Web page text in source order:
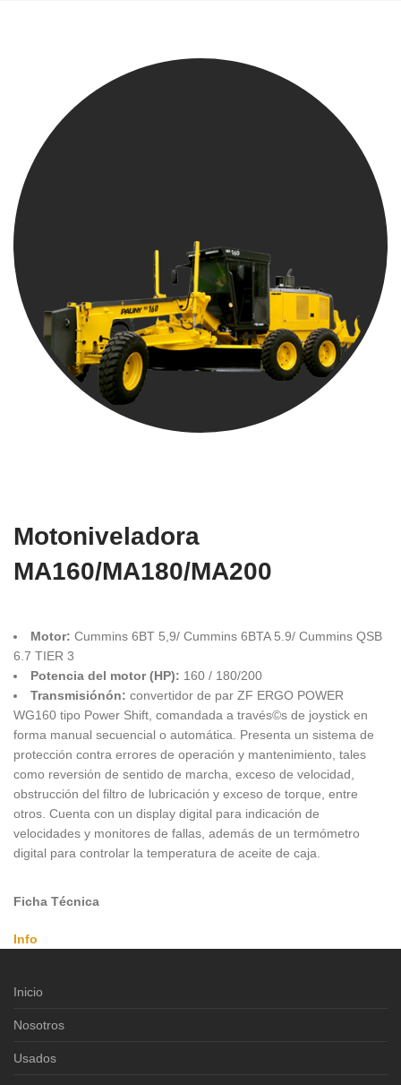
Motoniveladora
MA160/MA180/MA200
Motor: Cummins 6BT 5,9/ Cummins 6BTA 5.9/ Cummins QSB
6.7 TIER 3
Potencia del motor (HP): 160 / 180/200
Transmisiónón: convertidor de par ZF ERGO POWER
WG160 tipo Power Shift, comandada a través©s de joystick en
forma manual secuencial o automática. Presenta un sistema de
protección contra errores de operación y mantenimiento, tales
como reversión de sentido de marcha, exceso de velocidad,
obstrucción del filtro de lubricación y exceso de torque, entre
otros. Cuenta con un display digital para indicación de
velocidades y monitores de fallas, además de un termómetro
digital para controlar la temperatura de aceite de caja.
Ficha Técnica
Info
Inicio
Nosotros
Usados